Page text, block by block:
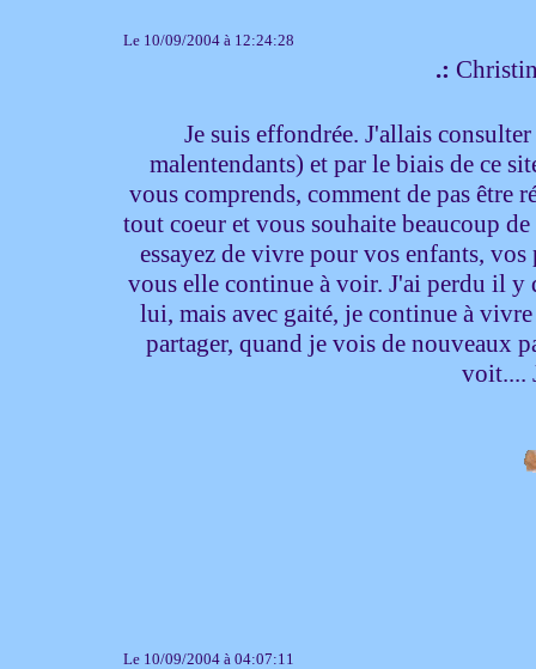
Le 10/09/2004 à 12:24:28
.:
Je suis effondrée. J'allais
malentendants) et par le biais de ce
vous comprends, comment de pas être
tout coeur et vous souhaite beaucoup
essayez de vivre pour vos enfants,
vous elle continue à voir. J'ai perdu il y
lui, mais avec gaité, je continue à
partager, quand je vois de nouveaux
voit....
Le 10/09/2004 à 04:07:11